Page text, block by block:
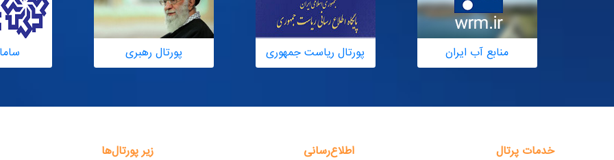
منابع آب ایران پورتال ریاست جمهوری پورتال رهبری
خدمات پرتال اطلاع‌رسانی زیر پورتال‌ها